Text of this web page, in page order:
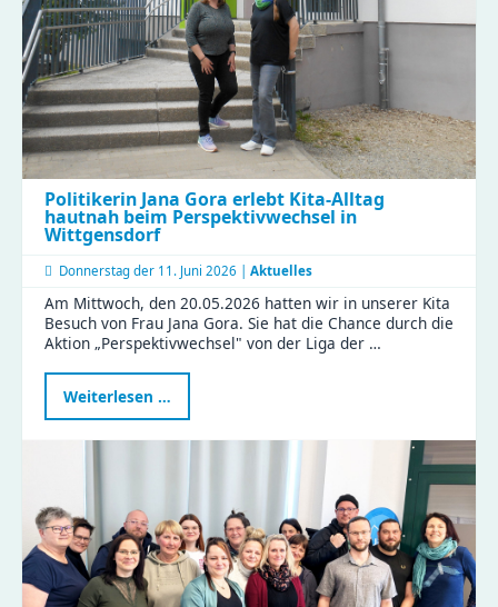
Politikerin Jana Gora erlebt Kita-Alltag
hautnah beim Perspektivwechsel in
Wittgensdorf
Donnerstag der 11. Juni 2026 | Aktuelles
Am Mittwoch, den 20.05.2026 hatten wir in unserer Kita
Besuch von Frau Jana Gora. Sie hat die Chance durch die
Aktion „Perspektivwechsel" von der Liga der …
Weiterlesen …
Jana
Gora
Alltag
hautnah
beim
Perspektivwechsel
in
Wittgensdorf